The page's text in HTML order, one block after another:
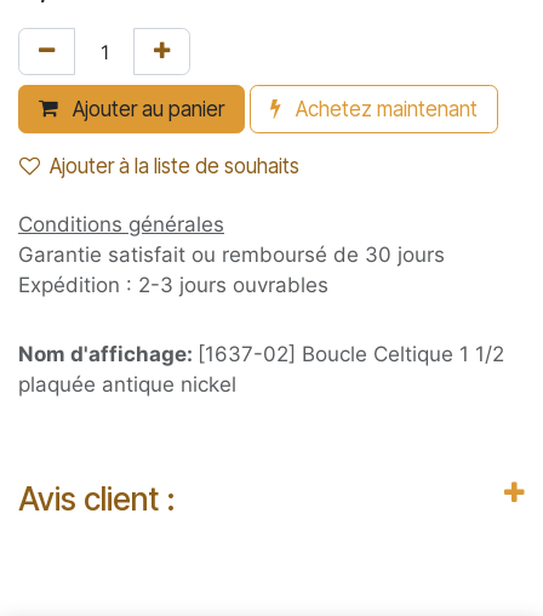
Ajouter au panier Achetez maintenant
Ajouter à la liste de souhaits
Conditions générales
Garantie satisfait ou remboursé de 30 jours
Expédition : 2-3 jours ouvrables
Nom d'affichage: [1637-02] Boucle Celtique 1 1/2
plaquée antique nickel
Avis client :